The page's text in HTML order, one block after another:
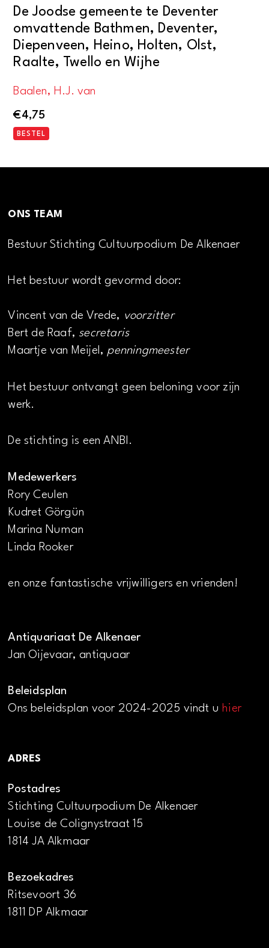
De Joodse gemeente te Deventer
omvattende Bathmen, Deventer,
Diepenveen, Heino, Holten, Olst,
Raalte, Twello en Wijhe
Baalen, H.J. van
€4,75
BESTEL
ONS TEAM
Bestuur Stichting Cultuurpodium De Alkenaer
Het bestuur wordt gevormd door:
Vincent van de Vrede, voorzitter
Bert de Raaf, secretaris
Maartje van Meijel, penningmeester
Het bestuur ontvangt geen beloning voor zijn
werk.
De stichting is een ANBI.
Medewerkers
Rory Ceulen
Kudret Görgün
Marina Numan
Linda Rooker
en onze fantastische vrijwilligers en vrienden!
Antiquariaat De Alkenaer
Jan Oijevaar, antiquaar
Beleidsplan
Ons beleidsplan voor 2024-2025 vindt uhier
ADRES
Postadres
Stichting Cultuurpodium De Alkenaer
Louise de Colignystraat 15
1814 JA Alkmaar
Bezoekadres
Ritsevoort 36
1811 DP Alkmaar